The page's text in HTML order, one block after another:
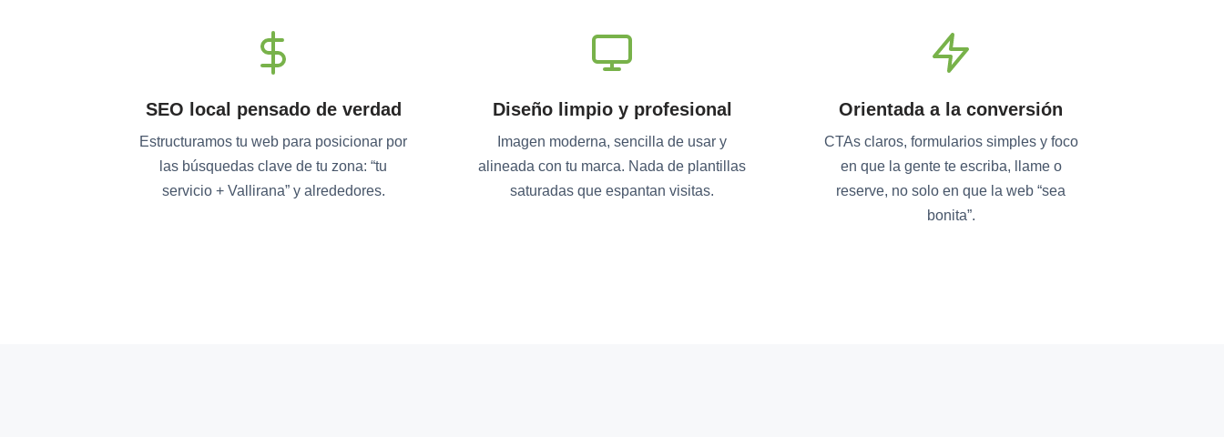
SEO local pensado de verdad
Estructuramos tu web para posicionar por
las búsquedas clave de tu zona: “tu
servicio + Vallirana” y alrededores.
Diseño limpio y profesional
Imagen moderna, sencilla de usar y
alineada con tu marca. Nada de plantillas
saturadas que espantan visitas.
Orientada a la conversión
CTAs claros, formularios simples y foco
en que la gente te escriba, llame o
reserve, no solo en que la web “sea
bonita”.